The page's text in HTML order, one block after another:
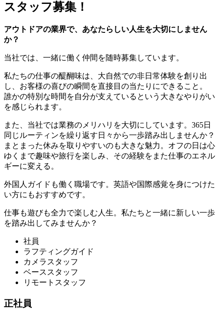
スタッフ募集！
アウトドアの業界で、あなたらしい人生を大切にしません
か？
当社では、一緒に働く仲間を随時募集しています。
私たちの仕事の醍醐味は、大自然での非日常体験を創り出
し、お客様の喜びの瞬間を直接目の当たりにできること。
誰かの特別な時間を自分が支えているという大きなやりがい
を感じられます。
また、当社では業務のメリハリを大切にしています。365日
同じルーティンを繰り返す日々から一歩踏み出しませんか？
まとまった休みを取りやすいのも大きな魅力。オフの日は心
ゆくまで趣味や旅行を楽しみ、その経験をまた仕事のエネル
ギーに変える。
外国人ガイドも働く職場です。英語や国際感覚を身につけた
い方にもおすすめです。
仕事も遊びも全力で楽しむ人生。私たちと一緒に新しい一歩
を踏み出してみませんか？
社員
ラフティングガイド
カメラスタッフ
ベーススタッフ
リモートスタッフ
正社員